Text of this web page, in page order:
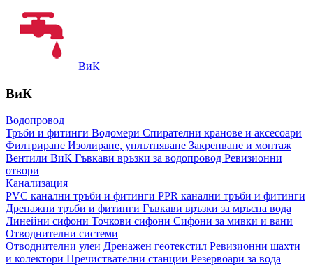
ВиК
ВиК
Водопровод
Тръби и фитинги Водомери Спирателни кранове и аксесоари
Филтриране Изолиране, уплътняване Закрепване и монтаж
Вентили ВиК Гъвкави връзки за водопровод Ревизионни
отвори
Канализация
PVC канални тръби и фитинги PPR канални тръби и фитинги
Дренажни тръби и фитинги Гъвкави връзки за мръсна вода
Линейни сифони Точкови сифони Сифони за мивки и вани
Отводнителни системи
Отводнителни улеи Дренажен геотекстил Ревизионни шахти
и колектори Пречиствателни станции Резервоари за вода